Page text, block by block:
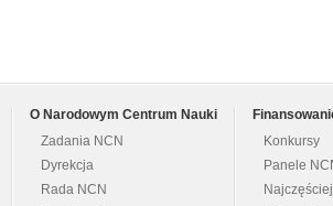
O Narodowym Centrum Nauki
Zadania NCN
Dyrekcja
Rada NCN
Konkursy
Panele